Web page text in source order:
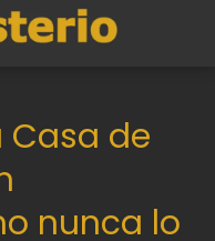
Casa de
nunca lo